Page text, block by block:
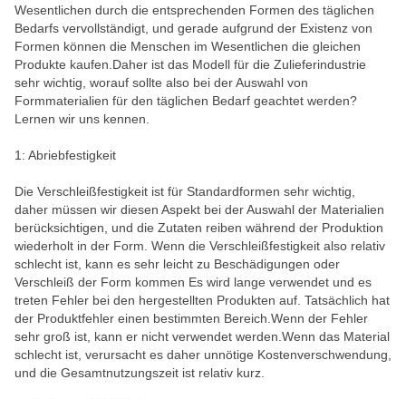
Wesentlichen durch die entsprechenden Formen des täglichen
Bedarfs vervollständigt, und gerade aufgrund der Existenz von
Formen können die Menschen im Wesentlichen die gleichen
Produkte kaufen.Daher ist das Modell für die Zulieferindustrie
sehr wichtig, worauf sollte also bei der Auswahl von
Formmaterialien für den täglichen Bedarf geachtet werden?
Lernen wir uns kennen.
1: Abriebfestigkeit
Die Verschleißfestigkeit ist für Standardformen sehr wichtig,
daher müssen wir diesen Aspekt bei der Auswahl der Materialien
berücksichtigen, und die Zutaten reiben während der Produktion
wiederholt in der Form. Wenn die Verschleißfestigkeit also relativ
schlecht ist, kann es sehr leicht zu Beschädigungen oder
Verschleiß der Form kommen Es wird lange verwendet und es
treten Fehler bei den hergestellten Produkten auf. Tatsächlich hat
der Produktfehler einen bestimmten Bereich.Wenn der Fehler
sehr groß ist, kann er nicht verwendet werden.Wenn das Material
schlecht ist, verursacht es daher unnötige Kostenverschwendung,
und die Gesamtnutzungszeit ist relativ kurz.